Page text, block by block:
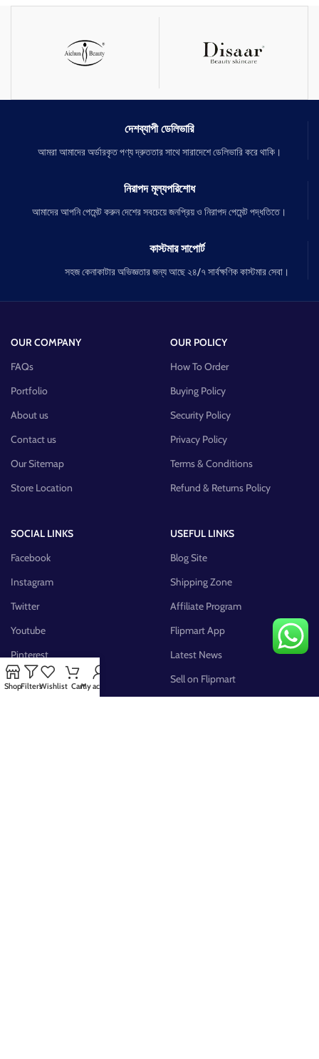
দেশব্যাপী ডেলিভারি
আমরা আমাদের অর্ডারকৃত পণ্য দ্রুততার সাথে সারাদেশে ডেলিভারি করে থাকি।
নিরাপদ মূল্যপরিশোধ
আমাদের আপনি পেমেন্ট করুন দেশের সবচেয়ে জনপ্রিয় ও নিরাপদ পেমেন্ট পদ্ধতিতে।
কাস্টমার সাপোর্ট
সহজ কেনাকাটার অভিজ্ঞতার জন্য আছে ২৪/৭ সার্বক্ষণিক কাস্টমার সেবা।
OUR COMPANY
FAQs
Portfolio
About us
Contact us
Our Sitemap
Store Location
OUR POLICY
How To Order
Buying Policy
Security Policy
Privacy Policy
Terms & Conditions
Refund & Returns Policy
SOCIAL LINKS
Facebook
Instagram
Twitter
Youtube
Pinterest
FB Group
USEFUL LINKS
Blog Site
Shipping Zone
Affiliate Program
Flipmart App
Latest News
Sell on Flipmart
ShopFiltersWishlist CartMy account